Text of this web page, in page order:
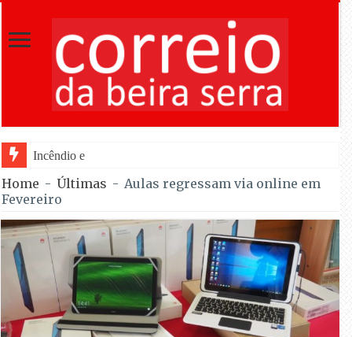
Incêndio em Fornos de Algodres dominado
Home - Últimas - Aulas regressam via online em
Fevereiro